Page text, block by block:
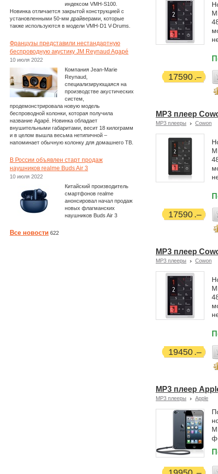
17590
MP3 плеер
MP3 плееры Cowon
17590
MP3 плеер
MP3 плееры Cowon
19450
MP3 плеер
MP3 плееры Apple
индексом VMH-S100.
Новинка отличается закрытой конструкцией с
установленными 50-мм драйверами, которые
также используются в модели VMH-D1 V-Drums.
Французы представили нестандартную
беспроводную акустику JM Reynaud Agapé
10 июля 2022
Компания Jean-Marie
Reynaud,
специализирующаяся на
производстве акустических
систем,
продемонстрировала новую модель
беспроводной колонки, которая получила
название Agapé. Новинка обладает
внушительными габаритами, весит 18 килограмм
и в целом вышла весьма нетипичной –
напоминает обычную колонку для домашнего ТВ.
В России объявлен старт продаж
наушников realme Buds Air 3
10 июля 2022
Китайский производитель
смартфонов realme
анонсировал начал продаж
новых флагманских
наушников Buds Air 3
Все новости 622